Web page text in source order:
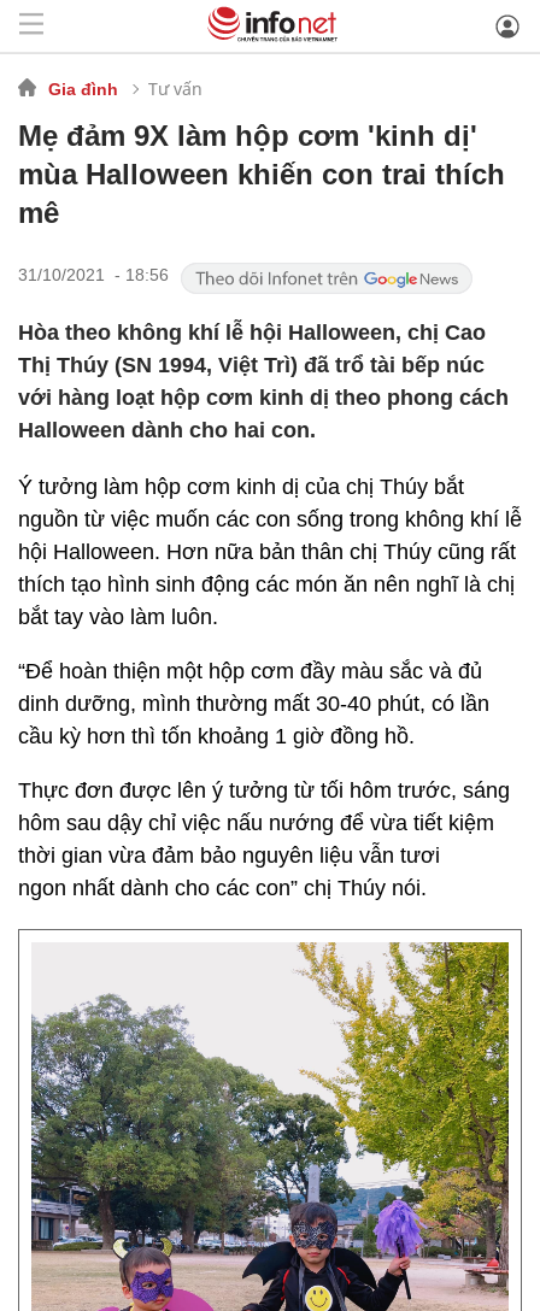
Gia đình Tư vấn
Mẹ đảm 9X làm hộp cơm 'kinh dị'
mùa Halloween khiến con trai thích
mê
31/10/2021 - 18:56
Hòa theo không khí lễ hội Halloween, chị Cao
Thị Thúy (SN 1994, Việt Trì) đã trổ tài bếp núc
với hàng loạt hộp cơm kinh dị theo phong cách
Halloween dành cho hai con.
Ý tưởng làm hộp cơm kinh dị của chị Thúy bắt
nguồn từ việc muốn các con sống trong không khí lễ
hội Halloween. Hơn nữa bản thân chị Thúy cũng rất
thích tạo hình sinh động các món ăn nên nghĩ là chị
bắt tay vào làm luôn.
“Để hoàn thiện một hộp cơm đầy màu sắc và đủ
dinh dưỡng, mình thường mất 30-40 phút, có lần
cầu kỳ hơn thì tốn khoảng 1 giờ đồng hồ.
Thực đơn được lên ý tưởng từ tối hôm trước, sáng
hôm sau dậy chỉ việc nấu nướng để vừa tiết kiệm
thời gian vừa đảm bảo nguyên liệu vẫn tươi
ngon nhất dành cho các con” chị Thúy nói.